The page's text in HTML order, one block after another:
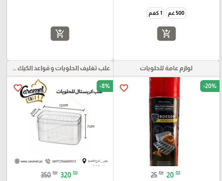
500 غم 1 كغم
add_shopping_cart
add_shopping_cart
لوازم عامة للحلويات
favorite_border -20%
25 ₪ 20 ₪
علب تغليف الحلويات و قواعد الكيك و علب بلاستيكية بأنواعها
favorite_border -8%
350 ₪ 320 ₪